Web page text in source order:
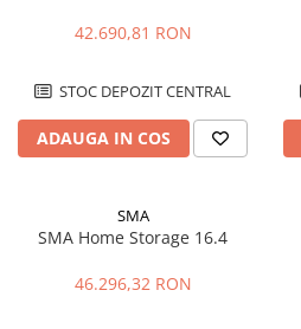
42.690,81 RON
STOC DEPOZIT CENTRAL
ADAUGA IN COS
SMA
SMA Home Storage 16.4
46.296,32 RON